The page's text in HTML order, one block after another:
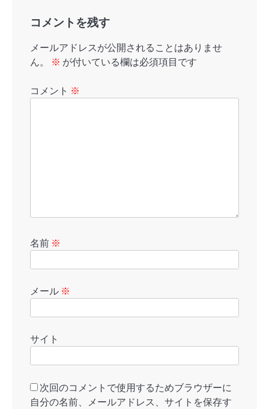
コメントを残す
メールアドレスが公開されることはありませ
ん。
※ が付いている欄は必須項目です
コメント ※
名前 ※
メール ※
サイト
次回のコメントで使用するためブラウザーに
自分の名前、メールアドレス、サイトを保存す